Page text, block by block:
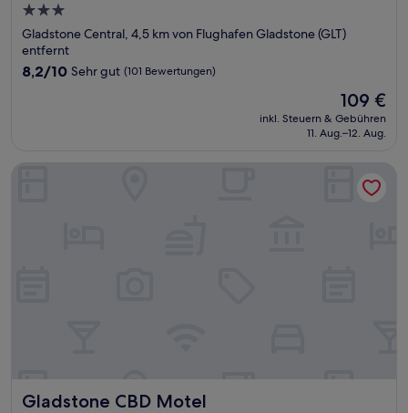
3.0-
Sterne-
Unterkunft
Gladstone Central, 4,5 km von Flughafen Gladstone (GLT)
entfernt
8.2
Bewertungen)
8,2/10 Sehr gut (101 Bewertungen)
Der
Preis
beträgt
109 €
inkl. Steuern & Gebühren
11. Aug.–12. Aug.
Gladstone CBD Motel
Gladstone CBD Motel
Gladstone CBD Motel